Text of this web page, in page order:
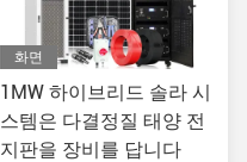
화면
1MW 하이브리드 솔라 시
스템은 다결정질 태양 전
지판을 장비를 답니다